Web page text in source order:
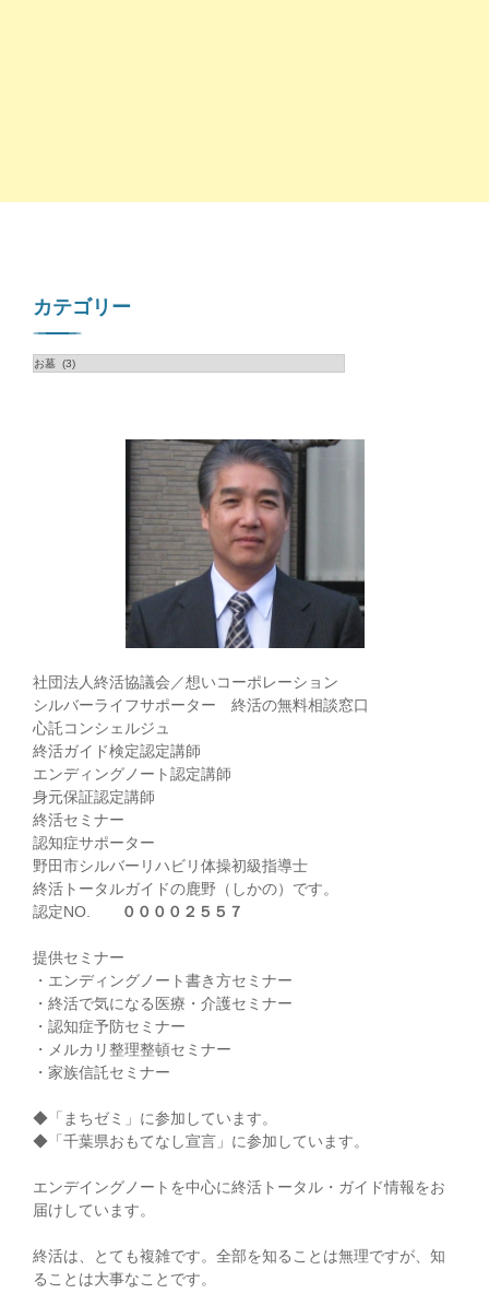
カテゴリー
カ
社団法人終活協議会／想いコーポレーション
シルバーライフサポーター 終活の無料相談窓口
心託コンシェルジュ
終活ガイド検定認定講師
エンディングノート認定講師
身元保証認定講師
終活セミナー
認知症サポーター
野田市シルバーリハビリ体操初級指導士
終活トータルガイドの鹿野（しかの）です。
認定NO.
００００２５５７
提供セミナー
・エンディングノート書き方セミナー
・終活で気になる医療・介護セミナー
・認知症予防セミナー
・メルカリ整理整頓セミナー
・家族信託セミナー
◆「まちゼミ」に参加しています。
◆「千葉県おもてなし宣言」に参加しています。
エンデイングノートを中心に終活トータル・ガイド情報をお
届けしています。
終活は、とても複雑です。全部を知ることは無理ですが、知
ることは大事なことです。